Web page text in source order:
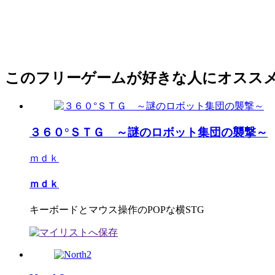
このフリーゲームが好きな人にオスス
３６０°ＳＴＧ ～謎のロボット集団の襲撃～
ｍｄｋ
ｍｄｋ
キーボードとマウス操作のPOPな横STG